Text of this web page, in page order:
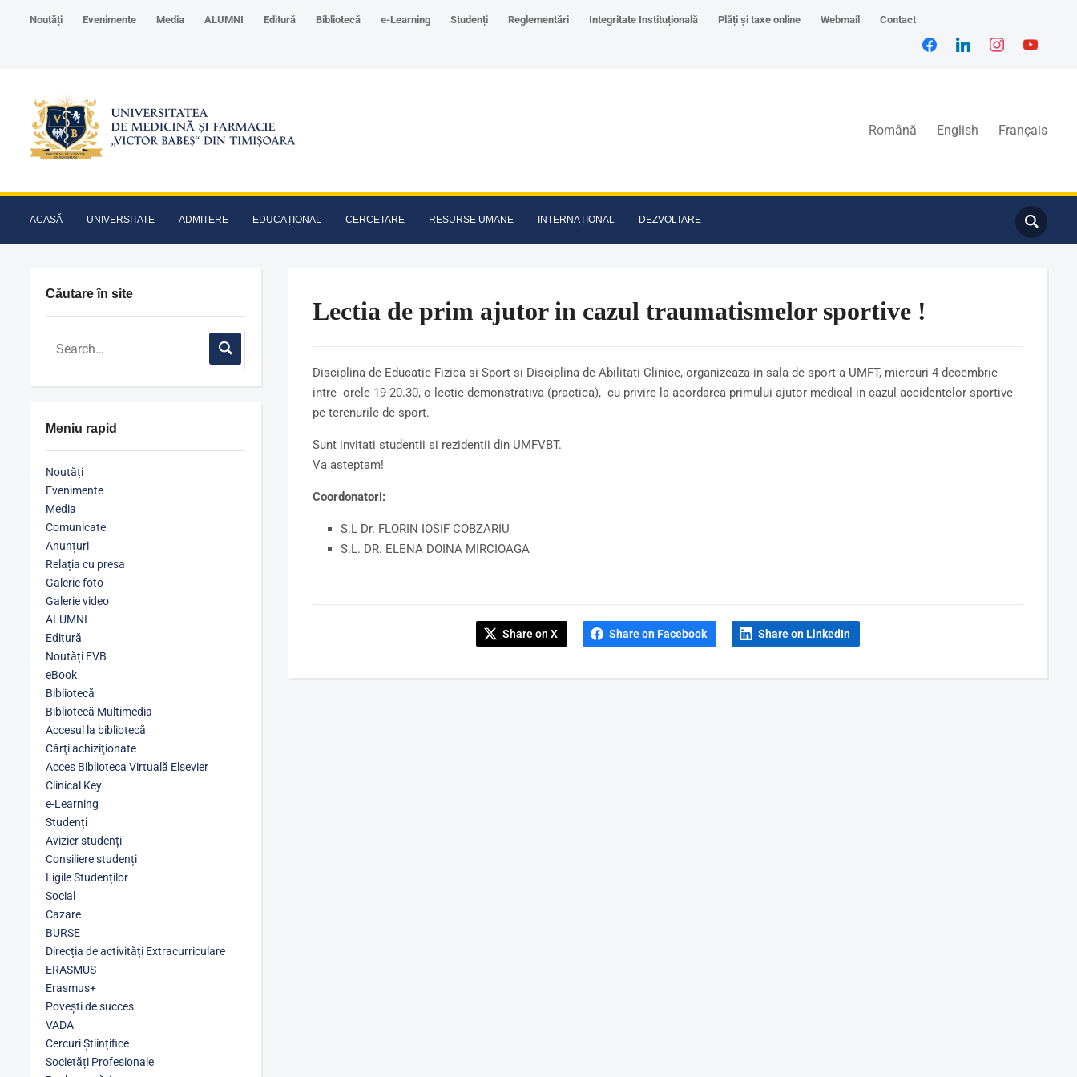
Noutăți Evenimente Media ALUMNI Editură Bibliotecă e-Learning Studenți Reglementări Integritate Instituțională Plăți și taxe online Webmail Contact
Română English Français
ACASĂ UNIVERSITATE ADMITERE EDUCAȚIONAL CERCETARE RESURSE UMANE INTERNAȚIONAL DEZVOLTARE
Căutare în site
Meniu rapid
Noutăți
Evenimente
Media
Comunicate
Anunțuri
Relația cu presa
Galerie foto
Galerie video
ALUMNI
Editură
Noutăți EVB
eBook
Bibliotecă
Bibliotecă Multimedia
Accesul la bibliotecă
Cărţi achiziţionate
Acces Biblioteca Virtuală Elsevier
Clinical Key
e-Learning
Studenți
Avizier studenți
Consiliere studenți
Ligile Studenților
Social
Cazare
BURSE
Direcția de activități Extracurriculare
ERASMUS
Erasmus+
Povești de succes
VADA
Cercuri Științifice
Societăți Profesionale
Lectia de prim ajutor in cazul traumatismelor sportive !
Disciplina de Educatie Fizica si Sport si Disciplina de Abilitati Clinice, organizeaza in sala de sport a UMFT, miercuri 4 decembrie
intre orele 19-20.30, o lectie demonstrativa (practica), cu privire la acordarea primului ajutor medical in cazul accidentelor sportive
pe terenurile de sport.
Sunt invitati studentii si rezidentii din UMFVBT.
Va asteptam!
Coordonatori:
S.L Dr. FLORIN IOSIF COBZARIU
S.L. DR. ELENA DOINA MIRCIOAGA
Share on X Share on Facebook Share on LinkedIn